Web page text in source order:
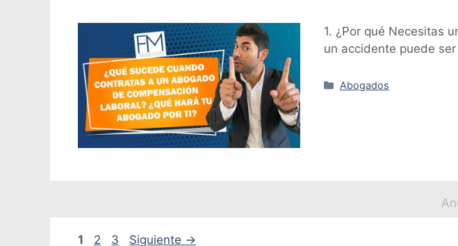
1. ¿Por qué Necesitas
un accidente puede
Categorías
Abogados
Página
1 Página
2 Página
3 Siguiente →